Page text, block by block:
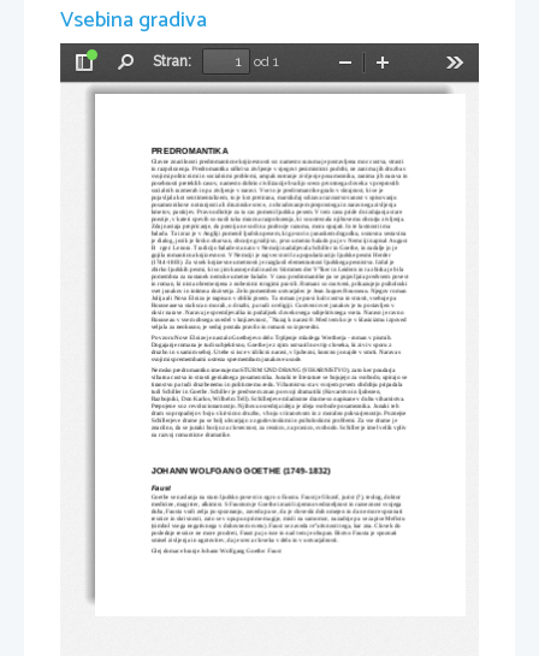
Vsebina gradiva
Preklopi
stransko
Stran:
od 1
Pomanjšaj
PREDROMANTIKA
Glavne znacilnosti predromanticne knjizevnosti so: namesto razuma je postavljena moc custva, strasti
in razpolozenja. Predromantika odkriva zivljenje v njegovi pesimisticni podobi, ne zanima jih druzba s
svojimi politicnimi in socialnimi problemi, ampak notranje zivljenje posameznika, zanima jih narava in
posebnosti preteklih casov, namesto dobrin civilizacije hvalijo sreco prvotnega cloveka v preprostih
socialnih razmerah in pa zivljenje v naravi. Vse to je predromantike gnalo v skrajnost, ki se je
pojavljala kot sentimentalizem, to je kot pretirana, marsikdaj solzava razcustvovanost v opisovanju
posameznikove notranjosti ali druzinske srece, z obcudovanjem preprostega in naravnega zivljenja
kmetov, pastirjev. Pravo odkritje za ta cas pomeni ljudska pesem. V tem casu pride do izdajanja stare
poezije, v kateri spevih so nasli taka mracna razpolozenja, ki so ustrezala njihovemu obcutju zivljenja.
Zdaj nastaja prepricanje, da poezija ne sodi na podrocje razuma, mora opajati. In te lastnosti ima
balada. Ta izraz je v Angliji pomenil ljudsko pesem, ki govori o junaskem dogodku, osnovna sestavina
je dialog, jezik je lirsko obarvan, obcutje grozljivo, prvo umetno balado pa je v Nemciji napisal August
Brger: Lenora. Tradicijo balade sta nato v Nemciji nadaljevala Schiller in Goethe, in nadalje jo je
gojila romanticna knjizevnost. V Nemciji je najvec storil za popularizacijo ljudske pesmi Herder
(1744-1803). Za visek knjizevne umetnosti je razglasil elementarnost ljudskega pesnistva. Izdal je
zbirko ljudskih pesmi, ki so jim kasneje dali naslov Stimmen der V”lker in Leidern in ta zbirka je bila
pomembna za nastanek nemske umetne balade. V casu predromantike pa se pojavljata predvsem povest
in roman, ki nista obremenjena z nobenimi strogimi pravili. Romani so custveni, prikazujejo psiholoski
svet junakov in intimna dozivetja. Zelo pomemben ustvarjalec je Jean Jaques Rousseau. Njegov roman
Julija ali Nova Eloiza je napisan v obliki pisem. Ta roman je pravi kult custva in strasti, vsebuje pa
Rousseaueva stalisca o morali, o druzbi, pa tudi o religiji. Custveni svet junakov je tu postavljen v
okvir narave. Narava je spremljevalka in podaljsek clovekovega subjektivnega sveta. Naravo je ravno
Rousseau v vsem obsegu uvedel v knjizevnost,  ̄Nazaj k naravi®. Med tem ko je v klasicizmu izpoved
veljala za neokusno, je sedaj postala pravilo in romani so izpovedni.
Po vzoru Nove Eloize je nastalo Goethejevo delo Trpljenje mladega Wertherja - roman v pismih.
Dogajanje romana je tudi subjektivno, Goethe je z njim ustvaril nov tip cloveka, ki zivi v sporu z
druzbo in s samim seboj. Utehe si isce v idilicni naravi, v ljubezni, koncno jo najde v smrti. Narava s
svojimi spremembami ustreza spremembam junakove usode.
Nemsko predromantiko imenujemo STURM UND DRANG (VIHARNISTVO), zato ker poudarja
viharna custva in strasti genialnega posameznika. Junaki te literature se bojujejo za svobodo, upirajo se
tiranstvu pa tudi druzbenemu in politicnemu redu. Viharnistvu sta v svojem prvem obdobju pripadala
tudi Schiller in Goethe. Schiller je predvsem znan po svoji dramatiki (Kovarstvo in ljubezen,
Razbojniki, Don Karlos, Wilhelm Tell). Schillerjeve mladostne drame so napisane v duhu viharnistva.
Prepojene so z revolucionarnostjo. Njihova osrednja ideja je ideja svobode posameznika. Junaki teh
dram so propadejo v boju s krivicno druzbo, v boju s tiranstvom in z moralno pokvarjenostjo. Poznejse
Schillerjeve drame pa se bolj ukvarjajo z zgodovinskimi in psiholoskimi problemi. Za vse drame je
znacilno, da se junaki borijo za clovecnost, za resnico, za pravico, svobodo. Schiller je imel velik vpliv
na razvoj romanticne dramatike.
JOHANN WOLFGANG GOETHE (1749-1832)
Faust
Goethe se naslanja na staro ljudsko povest in ogro o Faustu. Faust je filozof, jurist (?), teolog, doktor
medicine, magister, alkimist. S Faustom je Goethe izrazil izjemno vedozeljnost in razseznost svojega
duha, Fausta vodi zelja po spoznanju, zaveda pa se, da je cloveski duh omejen in da ne more spoznati
resnice in skrivnosti, zato se v opupu oprime magije, misli na samomor, nazadnje pa se zapise Mefistu
(simbol vsega negativnega v duhovnem svetu). Faust se zaveda re”ativnosti tega, kar zna. Clovek do
poslednje resnice ne more prodreti, Faust pa jo isce in nad tem je obupan. Bistvo Fausta je spoznati
smisel zivljenja in ugotovitev, da je sreca cloveka v delu in v ustvarjalnosti.
Glej domace branje Johann Wolfgang Goethe: Faust